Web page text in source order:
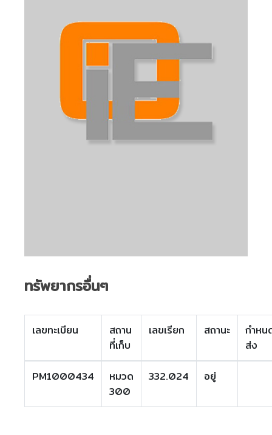
ทรัพยากรอื่นๆ
เลขทะเบียน
สถาน
ที่เก็บ
เลขเรียก สถานะ
กำหน
ส่ง
PM1000434
หมวด
300
332.024 อยู่